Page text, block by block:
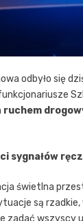
odbyło się
sygnałów
świetlna
są